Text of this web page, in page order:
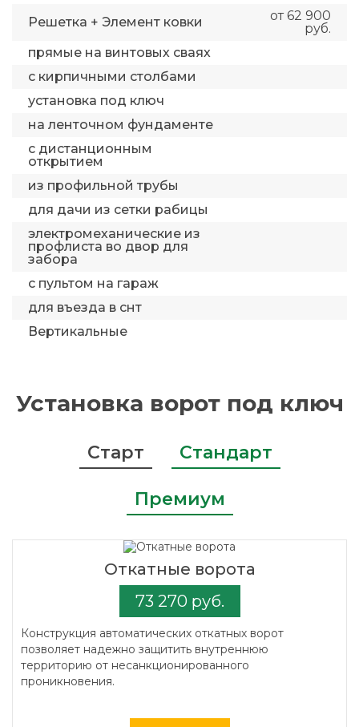
Решетка + Элемент ковки
от 62 900
руб.
прямые на винтовых сваях
с кирпичными столбами
установка под ключ
на ленточном фундаменте
с дистанционным
открытием
из профильной трубы
для дачи из сетки рабицы
электромеханические из
профлиста во двор для
забора
с пультом на гараж
для въезда в снт
Вертикальные
Установка ворот под ключ
Старт Стандарт
Премиум
Откатные ворота
73 270 руб.
Конструкция автоматических откатных ворот
позволяет надежно защитить внутреннюю
территорию от несанкционированного
проникновения.